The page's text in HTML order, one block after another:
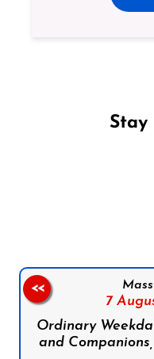
Stay
7
Ordinary
and
<<